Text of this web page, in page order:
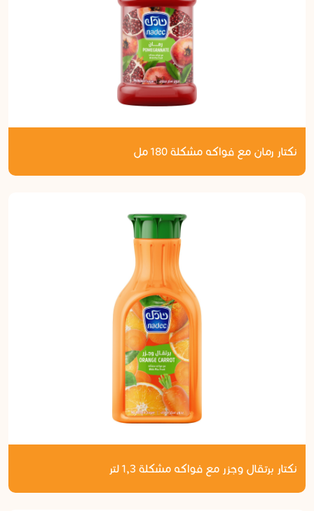
نكتار رمان مع فواكه مشكلة 180 مل
نكتار برتقال وجزر مع فواكه مشكلة 1,3 لتر